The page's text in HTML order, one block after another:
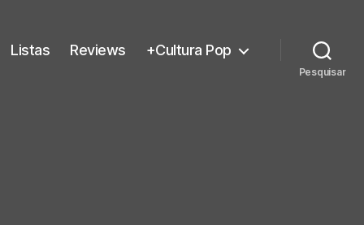
Listas Reviews +Cultura Pop
Pesquisar